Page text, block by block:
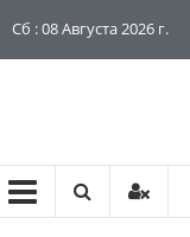
Сб : 08 Августа 2026 г.